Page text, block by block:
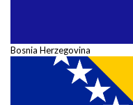
Bosnia Herzegovina